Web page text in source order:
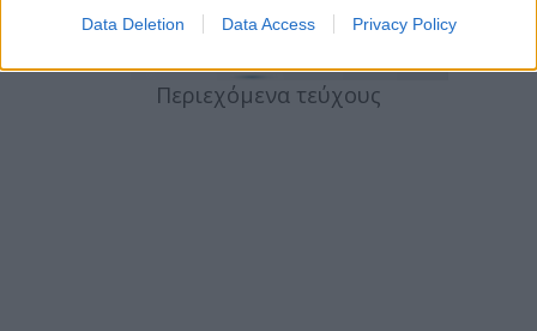
Data Deletion Data Access Privacy Policy
Περιεχόμενα τεύχους